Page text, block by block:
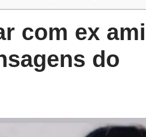
com ex
do